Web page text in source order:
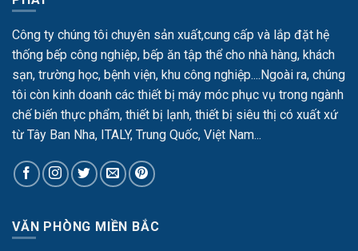
Công ty chúng tôi chuyên sản xuất,cung cấp và lắp đặt hệ
thống bếp công nghiệp, bếp ăn tập thể cho nhà hàng, khách
sạn, trường học, bệnh viện, khu công nghiệp....Ngoài ra, chúng
tôi còn kinh doanh các thiết bị máy móc phục vụ trong ngành
chế biến thực phẩm, thiết bị lạnh, thiết bị siêu thị có xuất xứ
từ Tây Ban Nha, ITALY, Trung Quốc, Việt Nam...
VĂN PHÒNG MIỀN BẮC